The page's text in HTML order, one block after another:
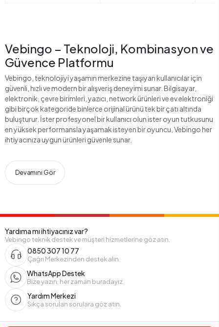
Vebingo – Teknoloji, Kombinasyon ve
Güvence Platformu
Vebingo, teknolojiyi yaşamın merkezine taşıyan kullanıcılar için
güvenli, hızlı ve modern bir alışveriş deneyimi sunar. Bilgisayar,
elektronik, çevre birimleri, yazıcı, network ürünleri ve ev elektroniği
gibi birçok kategoride binlerce orijinal ürünü tek bir çatı altında
buluşturur. İster profesyonel bir kullanıcı olun ister oyun tutkusunu
en yüksek performansla yaşamak isteyen bir oyuncu, Vebingo her
ihtiyacınıza uygun ürünleri güvenle sunar.
Devamını Gör
Yardıma mı ihtiyacınız var?
Vebingo teknik destek ve müşteri hizmetlerine göz atın.
0850 307 10 77
Çağrı Merkezinden destek alın.
WhatsApp Destek
Bize yazın, her zaman buradayız.
Yardım Merkezi
Sıkça sorulan sorulara göz atın.